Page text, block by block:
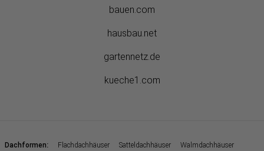
bauen.com
hausbau.net
gartennetz.de
kueche1.com
Dachformen: Flachdachhäuser Satteldachhäuser Walmdachhäuser